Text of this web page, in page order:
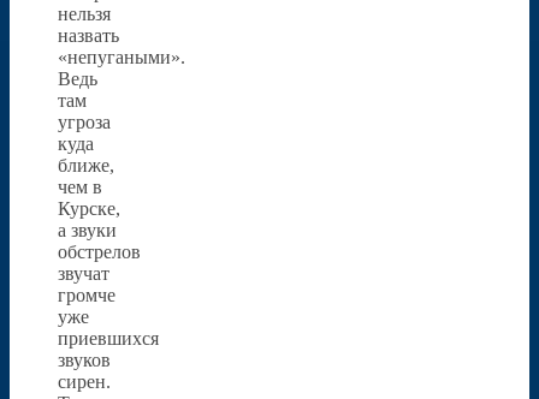
нельзя
назвать
«непугаными».
Ведь
там
угроза
куда
ближе,
чем в
Курске,
а звуки
обстрелов
звучат
громче
уже
приевшихся
звуков
сирен.